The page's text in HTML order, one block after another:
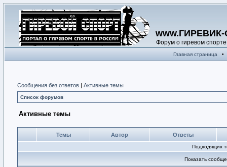
Форум о гиревом спорте
Главная страница •
Сообщения без ответов | Активные темы
Список форумов
Активные темы
Темы Автор Ответы
Подходящих
Показать